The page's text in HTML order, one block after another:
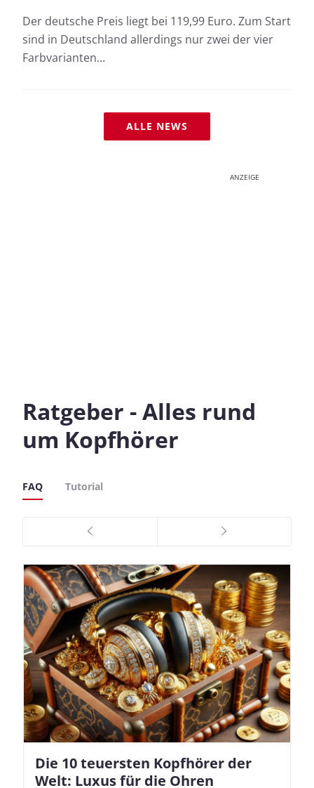
Der deutsche Preis liegt bei 119,99 Euro. Zum Start
sind in Deutschland allerdings nur zwei der vier
Farbvarianten...
ALLE NEWS
ANZEIGE
Ratgeber - Alles rund
um Kopfhörer
FAQ Tutorial
Die 10 teuersten Kopfhörer der
Welt: Luxus für die Ohren
Apple AirPods Pro 2 und iOS 18.1:
So richtet ihr das neue Hörgeräte-